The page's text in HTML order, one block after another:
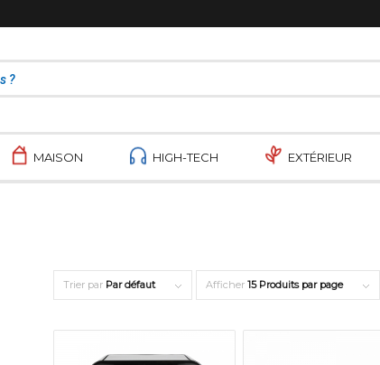
MAISON HIGH-TECH EXTÉRIEUR
Trier par Par défaut Afficher 15 Produits par page